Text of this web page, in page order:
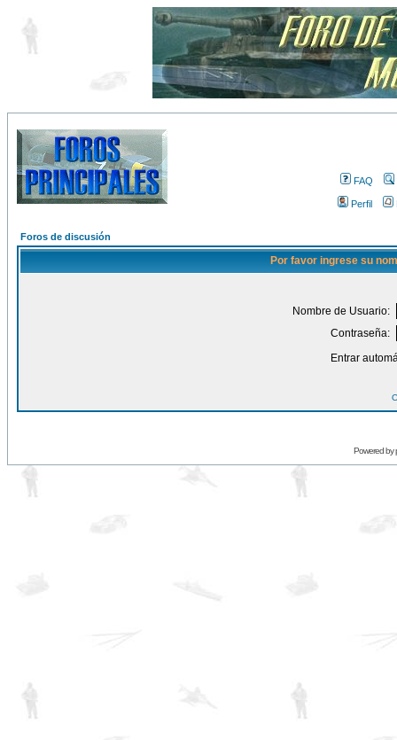
FAQ
Perfil
Foros de discusión
Por favor ingrese su
Nombre de Usuario:
Contraseña:
Entrar
Powered by